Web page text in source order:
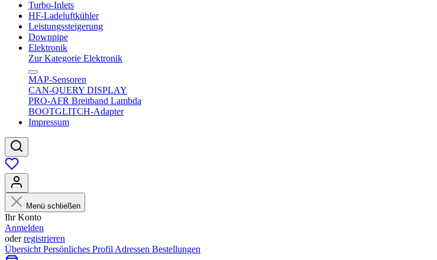
Turbo-Inlets
HF-Ladeluftkühler
Leistungssteigerung
Downpipe
Elektronik
Zur Kategorie Elektronik
MAP-Sensoren
CAN-QUERY DISPLAY
PRO-AFR Breitband Lambda
BOOTGLITCH-Adapter
Impressum
Menü schließen
Ihr Konto
Anmelden
oderregistrieren
Übersicht Persönliches Profil Adressen Bestellungen